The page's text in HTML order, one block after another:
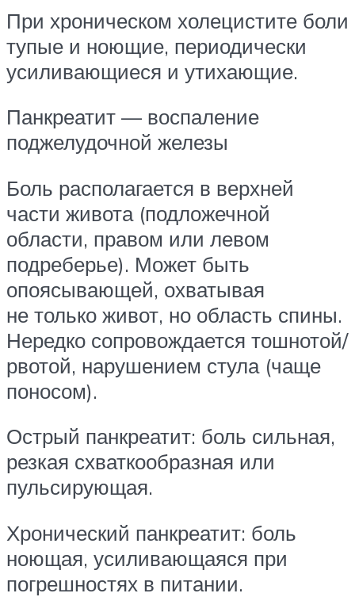
При хроническом холецистите боли
тупые и ноющие, периодически
усиливающиеся и утихающие.
Панкреатит — воспаление
поджелудочной железы
Боль располагается в верхней
части живота (подложечной
области, правом или левом
подреберье). Может быть
опоясывающей, охватывая
не только живот, но область спины.
Нередко сопровождается тошнотой/
рвотой, нарушением стула (чаще
поносом).
Острый панкреатит: боль сильная,
резкая схваткообразная или
пульсирующая.
Хронический панкреатит: боль
ноющая, усиливающаяся при
погрешностях в питании.